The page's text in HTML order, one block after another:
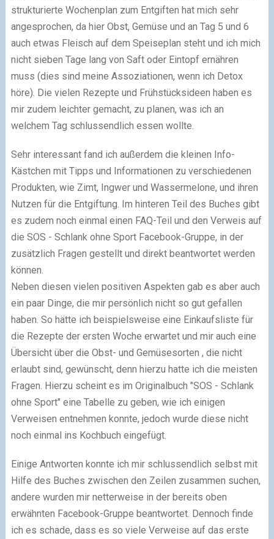
strukturierte Wochenplan zum Entgiften hat mich sehr
angesprochen, da hier Obst, Gemüse und an Tag 5 und 6
auch etwas Fleisch auf dem Speiseplan steht und ich mich
nicht sieben Tage lang von Saft oder Eintopf ernähren
muss (dies sind meine Assoziationen, wenn ich Detox
höre). Die vielen Rezepte und Frühstücksideen haben es
mir zudem leichter gemacht, zu planen, was ich an
welchem Tag schlussendlich essen wollte.
Sehr interessant fand ich außerdem die kleinen Info-
Kästchen mit Tipps und Informationen zu verschiedenen
Produkten, wie Zimt, Ingwer und Wassermelone, und ihren
Nutzen für die Entgiftung. Im hinteren Teil des Buches gibt
es zudem noch einmal einen FAQ-Teil und den Verweis auf
die SOS - Schlank ohne Sport Facebook-Gruppe, in der
zusätzlich Fragen gestellt und direkt beantwortet werden
können.
Neben diesen vielen positiven Aspekten gab es aber auch
ein paar Dinge, die mir persönlich nicht so gut gefallen
haben. So hätte ich beispielsweise eine Einkaufsliste für
die Rezepte der ersten Woche erwartet und mir auch eine
Übersicht über die Obst- und Gemüsesorten , die nicht
erlaubt sind, gewünscht, denn hierzu hatte ich die meisten
Fragen. Hierzu scheint es im Originalbuch "SOS - Schlank
ohne Sport" eine Tabelle zu geben, wie ich einigen
Verweisen entnehmen konnte, jedoch wurde diese nicht
noch einmal ins Kochbuch eingefügt.
Einige Antworten konnte ich mir schlussendlich selbst mit
Hilfe des Buches zwischen den Zeilen zusammen suchen,
andere wurden mir netterweise in der bereits oben
erwähnten Facebook-Gruppe beantwortet. Dennoch finde
ich es schade, dass es so viele Verweise auf das erste